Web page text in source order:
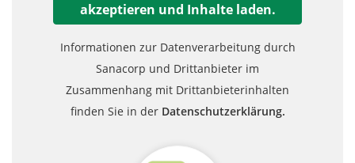
akzeptieren und Inhalte laden.
Informationen zur Datenverarbeitung durch
Sanacorp und Drittanbieter im
Zusammenhang mit Drittanbieterinhalten
finden Sie in der Datenschutzerklärung.